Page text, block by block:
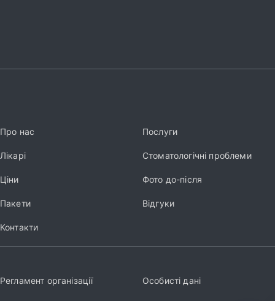
Про нас Послуги
Лікарі Стоматологічні проблеми
Ціни Фото до-після
Пакети Відгуки
Контакти
Регламент організації Особисті дані